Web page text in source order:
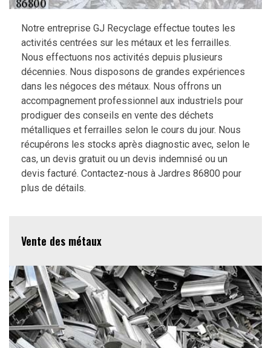
Notre entreprise GJ Recyclage effectue toutes les
activités centrées sur les métaux et les ferrailles.
Nous effectuons nos activités depuis plusieurs
décennies. Nous disposons de grandes expériences
dans les négoces des métaux. Nous offrons un
accompagnement professionnel aux industriels pour
prodiguer des conseils en vente des déchets
métalliques et ferrailles selon le cours du jour. Nous
récupérons les stocks après diagnostic avec, selon le
cas, un devis gratuit ou un devis indemnisé ou un
devis facturé. Contactez-nous à Jardres 86800 pour
plus de détails.
Vente des métaux